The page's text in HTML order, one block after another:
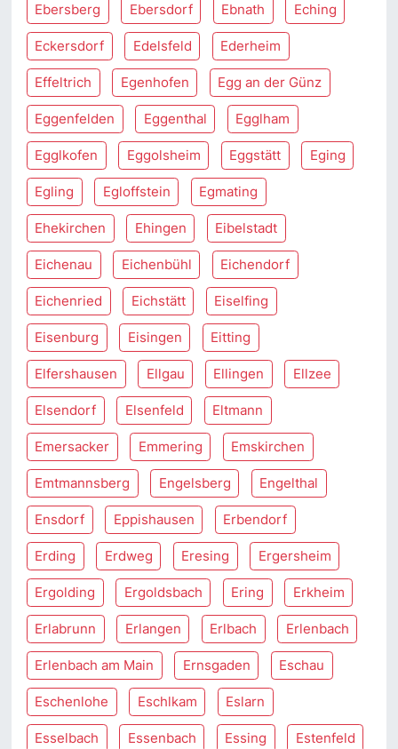
Ebersberg Ebersdorf Ebnath Eching
Eckersdorf Edelsfeld Ederheim
Effeltrich Egenhofen Egg an der Günz
Eggenfelden Eggenthal Egglham
Egglkofen Eggolsheim Eggstätt Eging
Egling Egloffstein Egmating
Ehekirchen Ehingen Eibelstadt
Eichenau Eichenbühl Eichendorf
Eichenried Eichstätt Eiselfing
Eisenburg Eisingen Eitting
Elfershausen Ellgau Ellingen Ellzee
Elsendorf Elsenfeld Eltmann
Emersacker Emmering Emskirchen
Emtmannsberg Engelsberg Engelthal
Ensdorf Eppishausen Erbendorf
Erding Erdweg Eresing Ergersheim
Ergolding Ergoldsbach Ering Erkheim
Erlabrunn Erlangen Erlbach Erlenbach
Erlenbach am Main Ernsgaden Eschau
Eschenlohe Eschlkam Eslarn
Esselbach Essenbach Essing Estenfeld